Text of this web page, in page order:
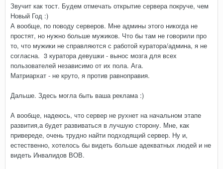
Звучит как тост. Будем отмечать открытие сервера покруче, чем
Новый Год :)
А вообще, по поводу серверов. Мне админы этого никогда не
простят, но нужно больше мужиков. Что бы там не говорили про
то, что мужики не справляются с работой куратора/админа, я не
согласна. 3 куратора девушки - вынос мозга для всех
пользователей независимо от их пола. Ага.
Матриархат - не круто, я против равноправия.
Дальше. Здесь могла быть ваша реклама :)
А вообще, надеюсь, что сервер не рухнет на начальном этапе
развития,а будет развиваться в лучшую сторону. Мне, как
привереде, очень трудно найти подходящий сервер. Ну и,
естественно, хотелось бы видеть больше адекватных людей и не
видеть Инвалидов ВОВ.